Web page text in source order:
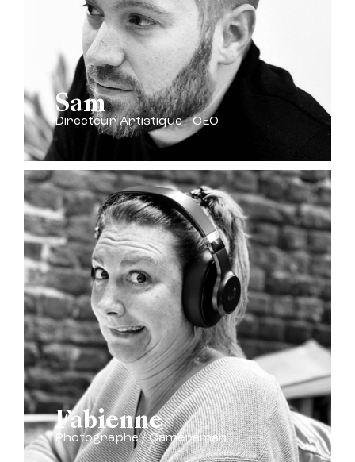
Sam
Directeur Artistique - CEO
Fabienne
Photographe / Caméraman